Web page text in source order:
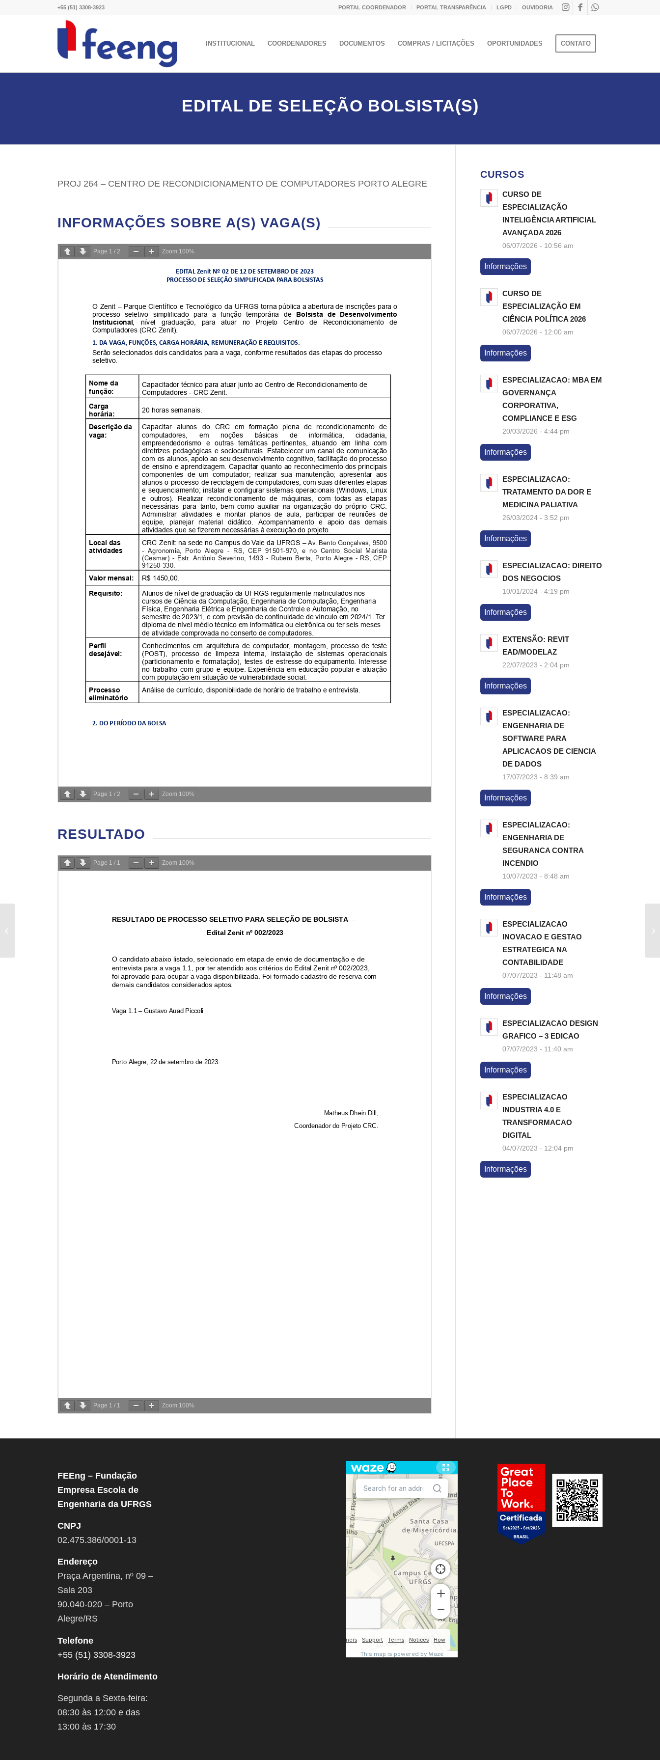
PORTAL COORDENADOR PORTAL TRANSPARÊNCIA LGPD OUVIDORIA
+55 (51) 3308-3923
INSTITUCIONAL COORDENADORES DOCUMENTOS COMPRAS / LICITAÇÕES OPORTUNIDADES CONTATO
EDITAL DE SELEÇÃO BOLSISTA(S)
PROJ 264 – CENTRO DE RECONDICIONAMENTO DE COMPUTADORES PORTO ALEGRE
INFORMAÇÕES SOBRE A(S) VAGA(S)
Page 1 /2 Zoom 100%
Page 1 / 2 Zoom 100%
RESULTADO
Page 1 / 1 Zoom 100%
Page 1 / 1 Zoom 100%
CURSOS
CURSO DE
ESPECIALIZAÇÃO
INTELIGÊNCIA ARTIFICIAL
AVANÇADA 2026
06/07/2026 - 10:56 am
Informações
CURSO DE
ESPECIALIZAÇÃO EM
CIÊNCIA POLÍTICA 2026
06/07/2026 - 12:00 am
Informações
ESPECIALIZACAO: MBA EM
GOVERNANÇA
CORPORATIVA,
COMPLIANCE E ESG
20/03/2026 - 4:44 pm
Informações
ESPECIALIZACAO:
TRATAMENTO DA DOR E
MEDICINA PALIATIVA
26/03/2024 - 3:52 pm
Informações
ESPECIALIZACAO: DIREITO
DOS NEGOCIOS
10/01/2024 - 4:19 pm
Informações
EXTENSÃO: REVIT
EAD/MODELAZ
22/07/2023 - 2:04 pm
Informações
ESPECIALIZACAO:
ENGENHARIA DE
SOFTWARE PARA
APLICACAOS DE CIENCIA
DE DADOS
17/07/2023 - 8:39 am
Informações
ESPECIALIZACAO:
ENGENHARIA DE
SEGURANCA CONTRA
INCENDIO
10/07/2023 - 8:48 am
Informações
ESPECIALIZACAO
INOVACAO E GESTAO
ESTRATEGICA NA
CONTABILIDADE
07/07/2023 - 11:48 am
Informações
ESPECIALIZACAO DESIGN
GRAFICO – 3 EDICAO
07/07/2023 - 11:40 am
Informações
ESPECIALIZACAO
INDUSTRIA 4.0 E
TRANSFORMACAO
DIGITAL
04/07/2023 - 12:04 pm
Informações
FEEng – Fundação
Empresa Escola de
Engenharia da UFRGS
CNPJ
02.475.386/0001-13
Endereço
Praça Argentina, nº 09 –
Sala 203
90.040-020 – Porto
Alegre/RS
Telefone
+55 (51) 3308-3923
Horário de Atendimento
Segunda a Sexta-feira:
08:30 às 12:00 e das
13:00 às 17:30